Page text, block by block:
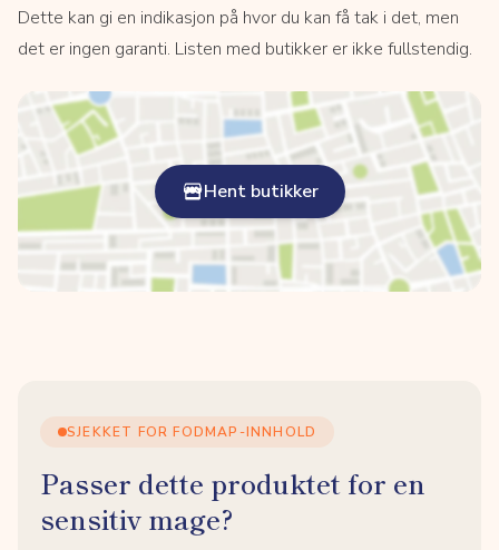
Dette kan gi en indikasjon på hvor du kan få tak i det, men
det er ingen garanti. Listen med butikker er ikke fullstendig.
Hent butikker
SJEKKET FOR FODMAP-INNHOLD
Passer dette produktet for en
sensitiv mage?